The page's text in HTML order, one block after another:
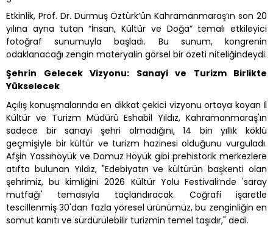
Etkinlik, Prof. Dr. Durmuş Öztürk’ün Kahramanmaraş’ın son 20
yılına ayna tutan “İnsan, Kültür ve Doğa” temalı etkileyici
fotoğraf sunumuyla başladı. Bu sunum, kongrenin
odaklanacağı zengin materyalin görsel bir özeti niteliğindeydi.
Şehrin Gelecek Vizyonu: Sanayi ve Turizm Birlikte
Yükselecek
Açılış konuşmalarında en dikkat çekici vizyonu ortaya koyan İl
Kültür ve Turizm Müdürü Eshabil Yıldız, Kahramanmaraş'ın
sadece bir sanayi şehri olmadığını, 14 bin yıllık köklü
geçmişiyle bir kültür ve turizm hazinesi olduğunu vurguladı.
Afşin Yassıhöyük ve Domuz Höyük gibi prehistorik merkezlere
atıfta bulunan Yıldız, "Edebiyatın ve kültürün başkenti olan
şehrimiz, bu kimliğini 2026 Kültür Yolu Festivali’nde 'saray
mutfağı' temasıyla taçlandıracak. Coğrafi işaretle
tescillenmiş 30'dan fazla yöresel ürünümüz, bu zenginliğin en
somut kanıtı ve sürdürülebilir turizmin temel taşıdır," dedi.